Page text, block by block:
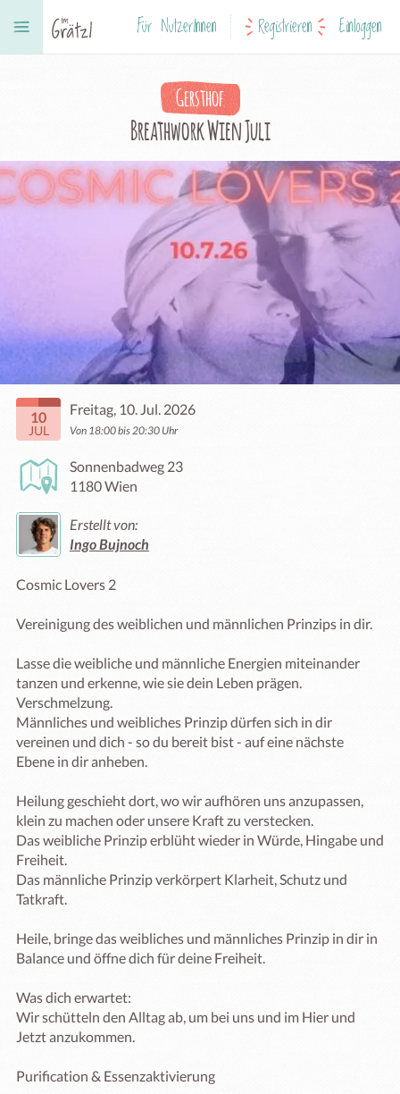
Für NutzerInnen Registrieren Einloggen
Gersthof
Breathwork Wien Juli
10
JUL
Freitag, 10. Jul. 2026
Von 18:00 bis 20:30 Uhr
Sonnenbadweg 23
1180 Wien
Erstellt von:
Ingo Bujnoch
Cosmic Lovers 2
Vereinigung des weiblichen und männlichen Prinzips in dir.
Lasse die weibliche und männliche Energien miteinander
tanzen und erkenne, wie sie dein Leben prägen.
Verschmelzung.
Männliches und weibliches Prinzip dürfen sich in dir
vereinen und dich - so du bereit bist - auf eine nächste
Ebene in dir anheben.
Heilung geschieht dort, wo wir aufhören uns anzupassen,
klein zu machen oder unsere Kraft zu verstecken.
Das weibliche Prinzip erblüht wieder in Würde, Hingabe und
Freiheit.
Das männliche Prinzip verkörpert Klarheit, Schutz und
Tatkraft.
Heile, bringe das weibliches und männliches Prinzip in dir in
Balance und öffne dich für deine Freiheit.
Was dich erwartet:
Wir schütteln den Alltag ab, um bei uns und im Hier und
Jetzt anzukommen.
Purification & Essenzaktivierung